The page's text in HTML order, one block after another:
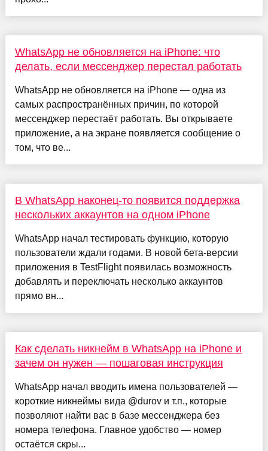
WhatsApp не обновляется на iPhone: что
делать, если мессенджер перестал работать
WhatsApp не обновляется на iPhone — одна из
самых распространённых причин, по которой
мессенджер перестаёт работать. Вы открываете
приложение, а на экране появляется сообщение о
том, что ве...
В WhatsApp наконец-то появится поддержка
нескольких аккаунтов на одном iPhone
WhatsApp начал тестировать функцию, которую
пользователи ждали годами. В новой бета-версии
приложения в TestFlight появилась возможность
добавлять и переключать несколько аккаунтов
прямо вн...
Как сделать никнейм в WhatsApp на iPhone и
зачем он нужен — пошаговая инструкция
WhatsApp начал вводить имена пользователей —
короткие никнеймы вида @durov и т.п., которые
позволяют найти вас в базе мессенджера без
номера телефона. Главное удобство — номер
остаётся скры...